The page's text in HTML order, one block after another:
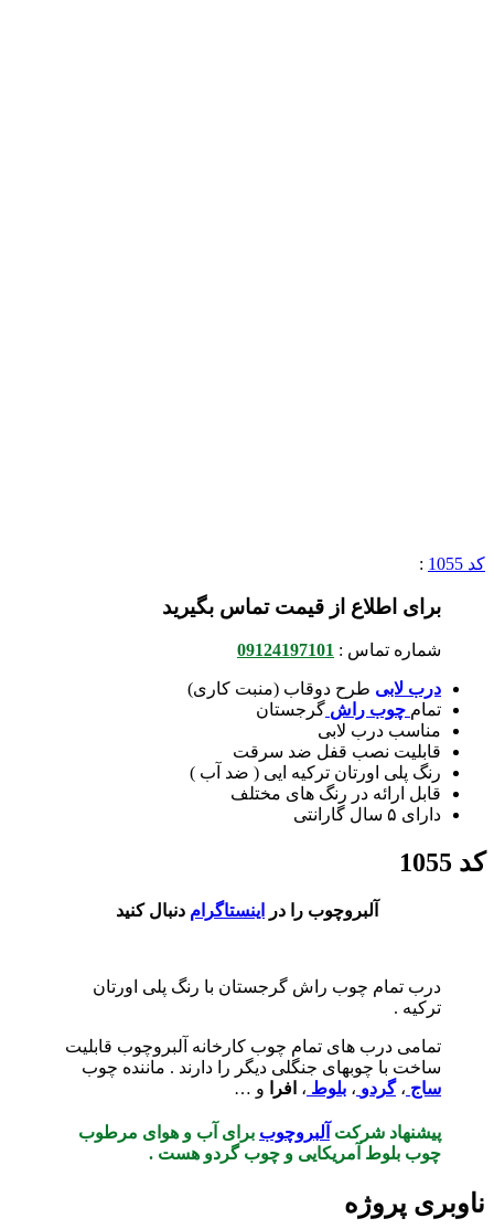
کد 1055 :
برای اطلاع از قیمت تماس بگیرید
شماره تماس : 09124197101
درب لابی طرح دوقاب (منبت کاری)
تمام چوب راش گرجستان
مناسب درب لابی
قابلیت نصب قفل ضد سرقت
رنگ پلی اورتان ترکیه ایی ( ضد آب )
قابل ارائه در رنگ های مختلف
دارای ۵ سال گارانتی
کد 1055
آلبروچوب را در اینستاگرام دنبال کنید
درب تمام چوب راش گرجستان با رنگ پلی اورتان
ترکیه .
تمامی درب‌ های تمام چوب کارخانه آلبروچوب قابلیت
ساخت با چوبهای جنگلی دیگر را دارند . ماننده چوب
ساج ،گردو ، بلوط ، افرا و …
پیشنهاد شرکت آلبروچوب برای آب و هوای مرطوب
چوب بلوط آمریکایی و چوب گردو هست .
ناوبری پروژه